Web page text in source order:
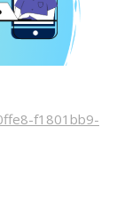
f1801bb9-